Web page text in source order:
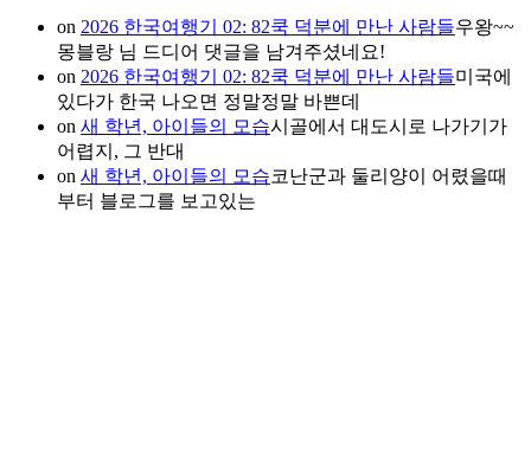
on 2026 한국여행기 02: 82쿡 덕분에 만난 사람들우왕~~
몽블랑 님 드디어 댓글을 남겨주셨네요!
on 2026 한국여행기 02: 82쿡 덕분에 만난 사람들미국에
있다가 한국 나오면 정말정말 바쁜데
on 새 학년, 아이들의 모습시골에서 대도시로 나가기가
어렵지, 그 반대
on 새 학년, 아이들의 모습코난군과 둘리양이 어렸을때
부터 블로그를 보고있는